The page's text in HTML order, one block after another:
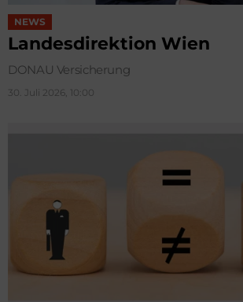
NEWS
Landesdirektion Wien
DONAU Versicherung
30. Juli 2026, 10:00